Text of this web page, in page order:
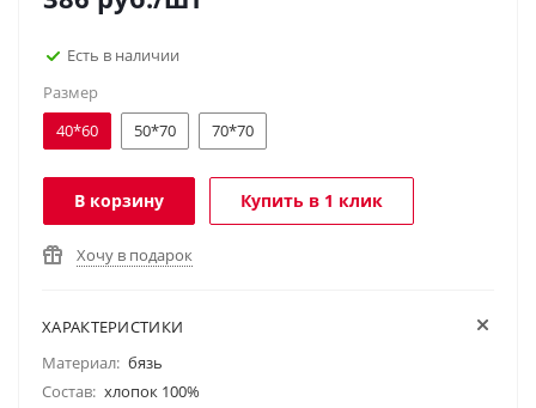
Есть в наличии
Размер
40*60
50*70 70*70
В корзину Купить в 1 клик
Хочу в подарок
ХАРАКТЕРИСТИКИ
Материал: бязь
Состав: хлопок 100%